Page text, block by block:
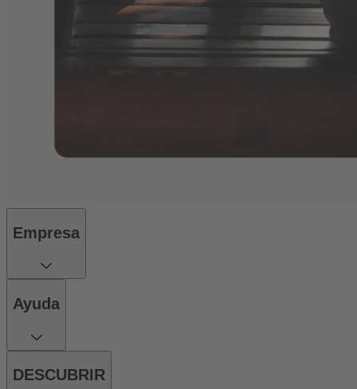
Empresa
Ayuda
DESCUBRIR